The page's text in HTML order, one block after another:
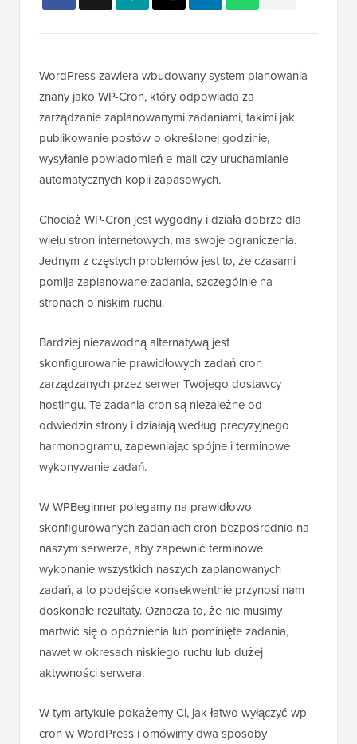
WordPress zawiera wbudowany system planowania
znany jako WP-Cron, który odpowiada za
zarządzanie zaplanowanymi zadaniami, takimi jak
publikowanie postów o określonej godzinie,
wysyłanie powiadomień e-mail czy uruchamianie
automatycznych kopii zapasowych.
Chociaż WP-Cron jest wygodny i działa dobrze dla
wielu stron internetowych, ma swoje ograniczenia.
Jednym z częstych problemów jest to, że czasami
pomija zaplanowane zadania, szczególnie na
stronach o niskim ruchu.
Bardziej niezawodną alternatywą jest
skonfigurowanie prawidłowych zadań cron
zarządzanych przez serwer Twojego dostawcy
hostingu. Te zadania cron są niezależne od
odwiedzin strony i działają według precyzyjnego
harmonogramu, zapewniając spójne i terminowe
wykonywanie zadań.
W WPBeginner polegamy na prawidłowo
skonfigurowanych zadaniach cron bezpośrednio na
naszym serwerze, aby zapewnić terminowe
wykonanie wszystkich naszych zaplanowanych
zadań, a to podejście konsekwentnie przynosi nam
doskonałe rezultaty. Oznacza to, że nie musimy
martwić się o opóźnienia lub pominięte zadania,
nawet w okresach niskiego ruchu lub dużej
aktywności serwera.
W tym artykule pokażemy Ci, jak łatwo wyłączyć wp-
cron w WordPress i omówimy dwa sposoby